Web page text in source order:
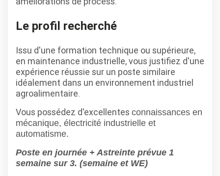
Le profil recherché
Issu d'une formation technique ou supérieure,
en maintenance industrielle, vous justifiez d'une
expérience réussie sur un poste similaire
idéalement dans un environnement industriel
agroalimentaire.
Vous possédez d'excellentes connaissances en
mécanique, électricité industrielle et
automatisme.
Poste en journée + Astreinte prévue 1
semaine sur 3. (semaine et WE)